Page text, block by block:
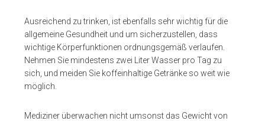
Ausreichend zu trinken, ist ebenfalls sehr wichtig für die
allgemeine Gesundheit und um sicherzustellen, dass
wichtige Körperfunktionen ordnungsgemäß verlaufen.
Nehmen Sie mindestens zwei Liter Wasser pro Tag zu
sich, und meiden Sie koffeinhaltige Getränke so weit wie
möglich.
Mediziner überwachen nicht umsonst das Gewicht von